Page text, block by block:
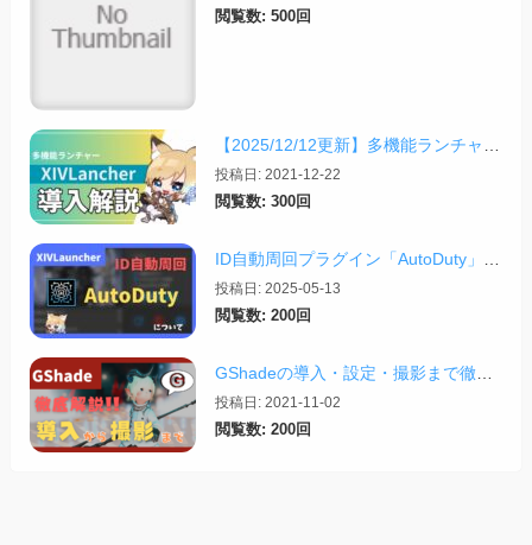
閲覧数: 500回
投稿日: 2021-12-22
閲覧数: 300回
ID自動周回プラグイン「AutoDuty」の紹介【2025/11/09更新】
投稿日: 2025-05-13
閲覧数: 200回
GShadeの導入・設定・撮影まで徹底解説！【2026/03/25更新】
投稿日: 2021-11-02
閲覧数: 200回